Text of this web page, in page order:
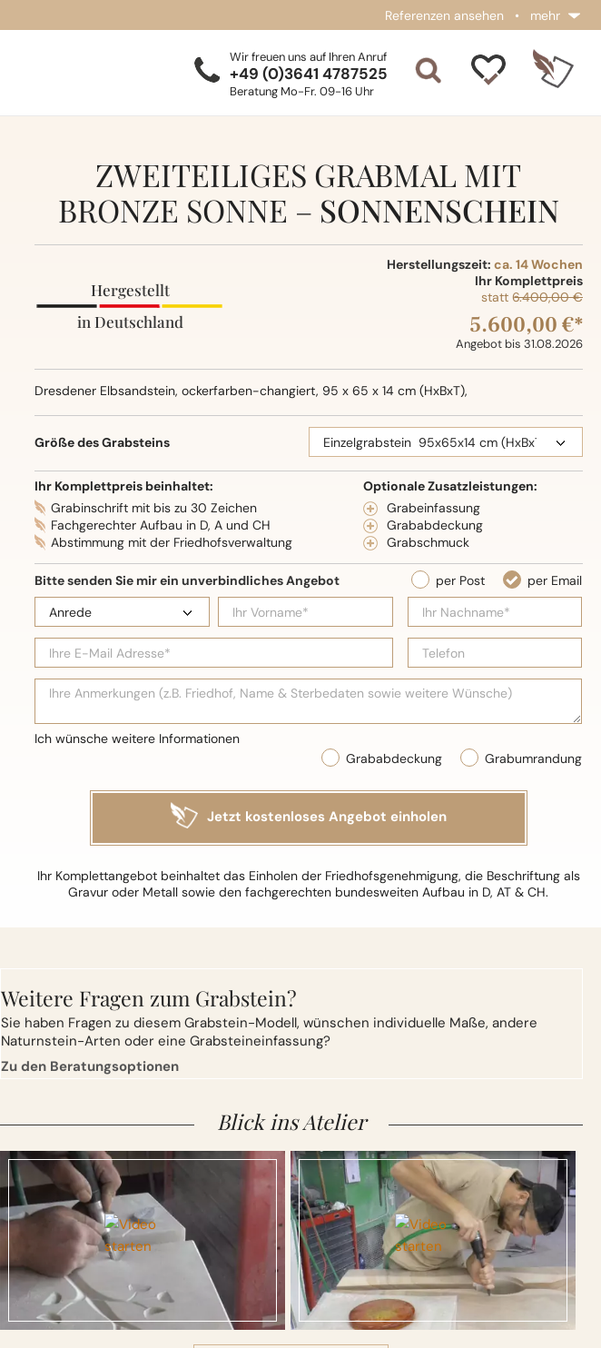
Referenzen ansehen • mehr
Wir freuen uns auf Ihren Anruf
+49 (0)3641 4787525
Beratung Mo-Fr. 09-16 Uhr
ZWEITEILIGES GRABMAL MIT
BRONZE SONNE – SONNENSCHEIN
Hergestellt
in Deutschland
Herstellungszeit: ca. 14 Wochen
Ihr Komplettpreis
statt 6.400,00 €
5.600,00 €*
Angebot bis 31.08.2026
Dresdener Elbsandstein, ockerfarben-changiert, 95 x 65 x 14 cm (HxBxT),
Oberflächenbearbeitung: Seidenglanz
Größe des Grabsteins
Ihr Komplettpreis beinhaltet:
Grabinschrift mit bis zu 30 Zeichen
Fachgerechter Aufbau in D, A und CH
Abstimmung mit der Friedhofsverwaltung
Optionale Zusatzleistungen:
Grabeinfassung
Grababdeckung
Grabschmuck
Grabumrandung
Grababdeckung
Ihr Komplettangebot beinhaltet das Einholen der Friedhofsgenehmigung, die Beschriftung als
Gravur oder Metall sowie den fachgerechten bundesweiten Aufbau in D, AT & CH.
Weitere Fragen zum Grabstein?
Sie haben Fragen zu diesem Grabstein-Modell, wünschen individuelle Maße, andere
Naturnstein-Arten oder eine Grabsteineinfassung?
Zu den Beratungsoptionen
Blick ins Atelier